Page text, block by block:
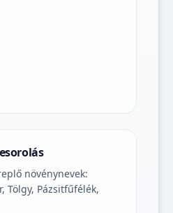
jelmagyarázatához
növénynevek:
Tölgy, Pázsitfűfélék,